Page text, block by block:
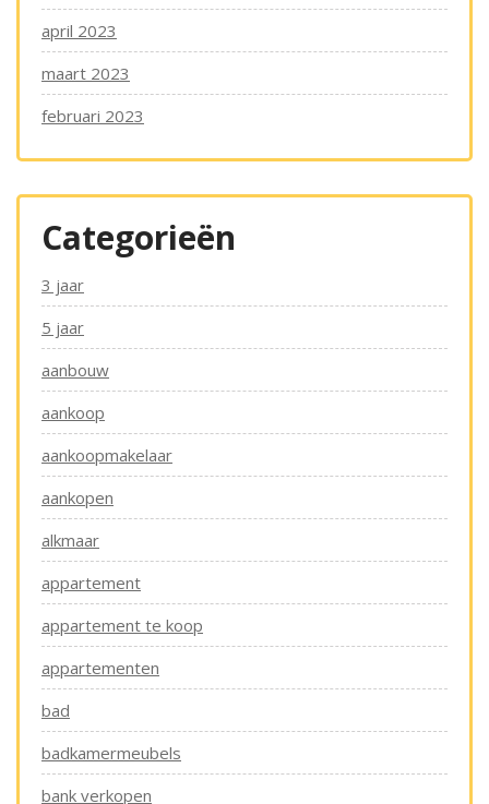
april 2023
maart 2023
februari 2023
Categorieën
3 jaar
5 jaar
aanbouw
aankoop
aankoopmakelaar
aankopen
alkmaar
appartement
appartement te koop
appartementen
bad
badkamermeubels
bank verkopen